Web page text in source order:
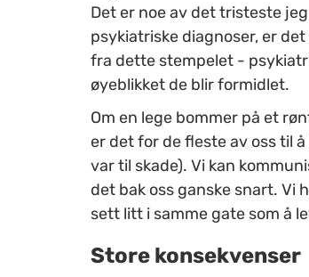
Det er noe av det tristeste
psykiatriske diagnoser, er
fra dette stempelet -
øyeblikket de blir formidlet.
Om en lege bommer på et
er det for de fleste av oss til
var til skade). Vi kan
det bak oss ganske snart. Vi
sett litt i samme gate som å
Store konsekvenser